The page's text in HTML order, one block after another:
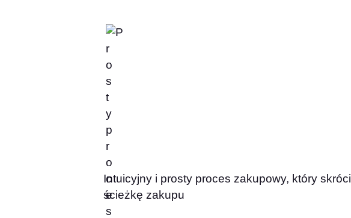
Intuicyjny i prosty proces zakupowy, który skróci
ścieżkę zakupu